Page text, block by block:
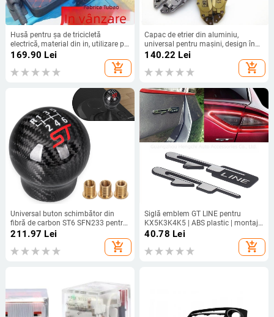
Husă pentru șa de tricicletă
electrică, material din in, utilizare pe
tot timpul anului, imprimare logo
169.90 Lei
add_shopping_cart
Capac de etrier din aluminiu,
universal pentru mașini, design în
stil abalona, modificat metalic,
140.22 Lei
add_shopping_cart
Universal buton schimbător din
fibră de carbon ST6 SFN233 pentru
Ford Focus/Fiesta
211.97 Lei
add_shopping_cart
Siglă emblem GT LINE pentru
KX5K3K4K5 | ABS plastic | montaj
pe corp | nr. piesă 1022 | origine
40.78 Lei
add_shopping_cart